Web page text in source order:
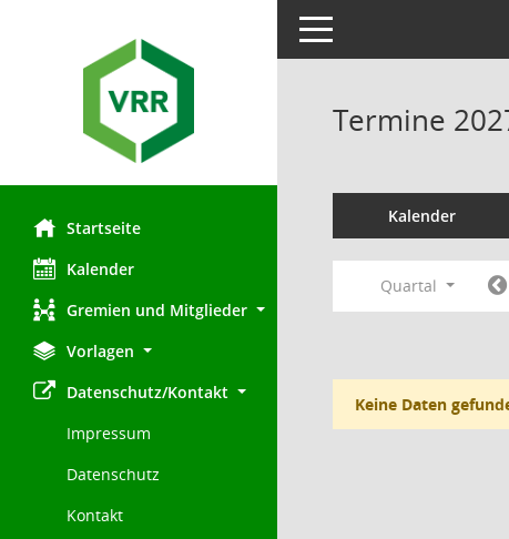
Startseite
Kalender
Gremien und Mitglieder
Vorlagen
Datenschutz/Kontakt
Impressum
Datenschutz
Kontakt
Toggle navigation
Termine
Kalender
Quartal
Keine Daten